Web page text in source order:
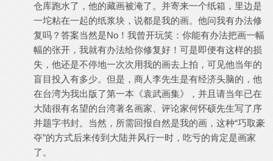
仓库跑水了，他的藏画被淹了。并寄来一个纸箱，里边是
一坨粘在一起的纸浆块，说都是我的画。他问我有办法修
复吗？答案当然是No！我曾开玩笑：你能有办法把画一幅
幅的张开，我就有办法给你修复好！可是即便有这样的损
失，他还是不停地一次次用我的画去上拍，可见他当年的
盲目投入有多少。但是，商人李先生是有经济头脑的，他
在台湾为我出版了第一本《袁武画集》，并且请当年已在
大陆很有名望的台湾著名画家、评论家何怀硕先生写了序
并题字书封。当然，所需回报自然是我的画，这种“巧取豪
夺”的方式后来传到大陆并风行一时，吃亏的肯定是画家
了。